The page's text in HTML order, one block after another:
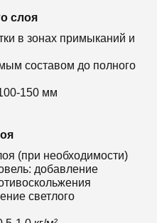
слоя
в зонах примыканий и
составом до полного
150 мм
(при необходимости)
добавление
светлого